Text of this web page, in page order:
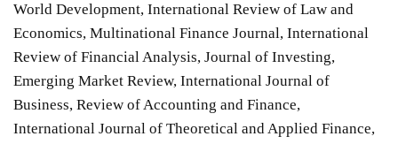
World Development, International Review of Law and
Economics, Multinational Finance Journal, International
Review of Financial Analysis, Journal of Investing,
Emerging Market Review, International Journal of
Business, Review of Accounting and Finance,
International Journal of Theoretical and Applied Finance,